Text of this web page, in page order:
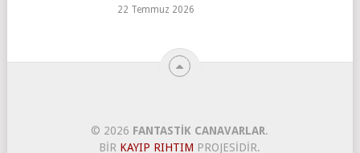
22 Temmuz 2026
© 2026 FANTASTIK CANAVARLAR.
BIR KAYIP RIHTIM PROJESIDIR.